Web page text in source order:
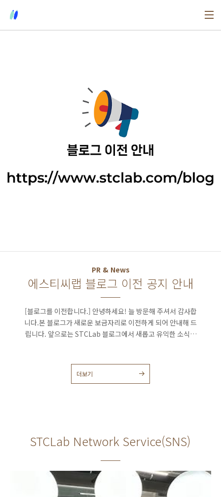
PR & News
에스티씨랩 블로그 이전 공지 안내
[블로그를 이전합니다.] 안녕하세요! 늘 방문해 주셔서 감사합
니다.본 블로그가 새로운 보금자리로 이전하게 되어 안내해 드
립니다. 앞으로는 STCLab 블로그에서 새롭고 유익한 소식들
콘텐츠로 인사드리겠습니다. 감사합니다!
더보기
STCLab Network Service(SNS)